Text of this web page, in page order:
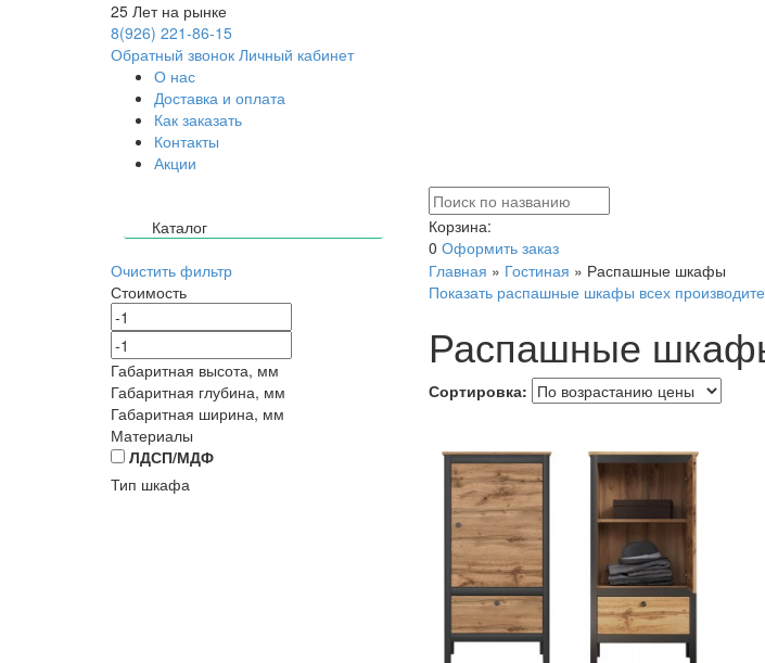
25 Лет на рынке
8(926) 221-86-15
Обратный звонок Личный кабинет
О нас
Доставка и оплата
Как заказать
Контакты
Акции
Каталог
Корзина:
0 Оформить заказ
Очистить фильтр
Стоимость
Габаритная высота, мм
Габаритная глубина, мм
Габаритная ширина, мм
Материалы
ЛДСП/МДФ
Тип шкафа
Главная » Гостиная » Распашные шкафы
Показать распашные шкафы всех
Распашные
Сортировка: